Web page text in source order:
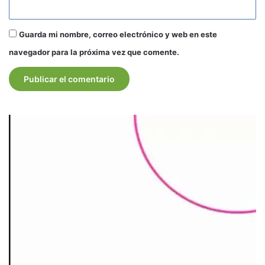
Guarda mi nombre, correo electrónico y web en este
navegador para la próxima vez que comente.